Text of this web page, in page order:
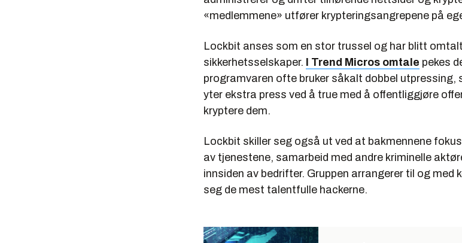
«medlemmene» utfører krypteringsangrepene på
Lockbit anses som en stor trussel og har blitt
sikkerhetsselskaper.
I Trend Micros omtale pekes
programvaren ofte bruker såkalt dobbel utpressing,
yter ekstra press ved å true med å offentliggjøre
kryptere dem.
Lockbit skiller seg også ut ved at bakmennene
av tjenestene, samarbeid med andre kriminelle
innsiden av bedrifter. Gruppen arrangerer til og med
seg de mest talentfulle hackerne.